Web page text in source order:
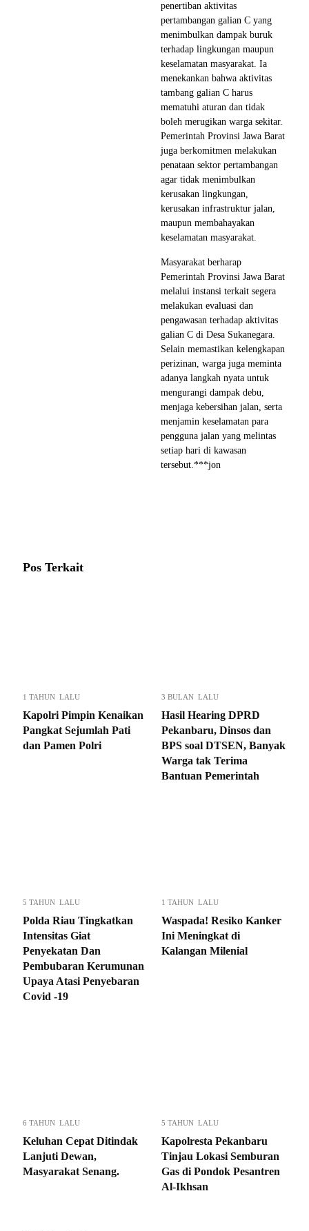
penertiban aktivitas
pertambangan galian C yang
menimbulkan dampak buruk
terhadap lingkungan maupun
keselamatan masyarakat. Ia
menekankan bahwa aktivitas
tambang galian C harus
mematuhi aturan dan tidak
boleh merugikan warga sekitar.
Pemerintah Provinsi Jawa Barat
juga berkomitmen melakukan
penataan sektor pertambangan
agar tidak menimbulkan
kerusakan lingkungan,
kerusakan infrastruktur jalan,
maupun membahayakan
keselamatan masyarakat.
Masyarakat berharap
Pemerintah Provinsi Jawa Barat
melalui instansi terkait segera
melakukan evaluasi dan
pengawasan terhadap aktivitas
galian C di Desa Sukanegara.
Selain memastikan kelengkapan
perizinan, warga juga meminta
adanya langkah nyata untuk
mengurangi dampak debu,
menjaga kebersihan jalan, serta
menjamin keselamatan para
pengguna jalan yang melintas
setiap hari di kawasan
tersebut.***jon
Pos Terkait
1 TAHUN LALU
Kapolri Pimpin Kenaikan
Pangkat Sejumlah Pati
dan Pamen Polri
3 BULAN LALU
Hasil Hearing DPRD
Pekanbaru, Dinsos dan
BPS soal DTSEN, Banyak
Warga tak Terima
Bantuan Pemerintah
5 TAHUN LALU
Polda Riau Tingkatkan
Intensitas Giat
Penyekatan Dan
Pembubaran Kerumunan
Upaya Atasi Penyebaran
Covid -19
1 TAHUN LALU
Waspada! Resiko Kanker
Ini Meningkat di
Kalangan Milenial
6 TAHUN LALU
Keluhan Cepat Ditindak
Lanjuti Dewan,
Masyarakat Senang.
5 TAHUN LALU
Kapolresta Pekanbaru
Tinjau Lokasi Semburan
Gas di Pondok Pesantren
Al-Ikhsan